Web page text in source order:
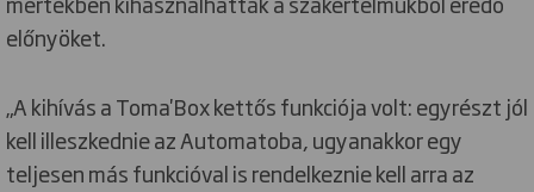
előnyöket.
„A kihívás a Toma'Box kettős funkciója volt: egyrészt jól
kell illeszkednie az Automatoba, ugyanakkor egy
teljesen más funkcióval is rendelkeznie kell arra az